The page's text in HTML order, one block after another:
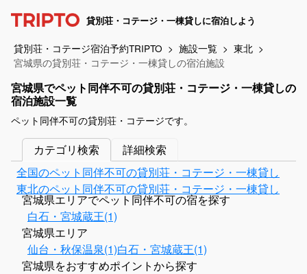
貸別荘・コテージ・一棟貸しに宿泊しよう
貸別荘・コテージ宿泊予約TRIPTO 施設一覧
東北
宮城県の貸別荘・コテージ・一棟貸しの宿泊施設
宮城県でペット同伴不可の貸別荘・コテージ・一棟貸しの
宿泊施設一覧
ペット同伴不可の貸別荘・コテージです。
カテゴリ検索
詳細検索
全国のペット同伴不可の貸別荘・コテージ・一棟貸し
東北のペット同伴不可の貸別荘・コテージ・一棟貸し
宮城県エリアでペット同伴不可の宿を探す
白石・宮城蔵王(1)
宮城県エリア
仙台・秋保温泉(1)白石・宮城蔵王(1)
宮城県をおすすめポイントから探す